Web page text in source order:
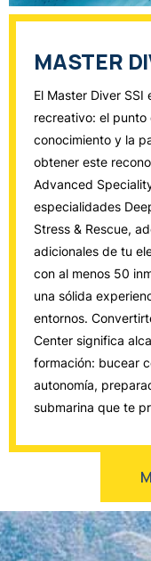
MASTER
El Master Diver
recreativo: el
conocimiento y la
obtener este
Advanced
especialidades
Stress & Rescue,
adicionales de tu
con al menos 50
una sólida
entornos.
Center significa
formación: bucear
autonomía,
submarina que te